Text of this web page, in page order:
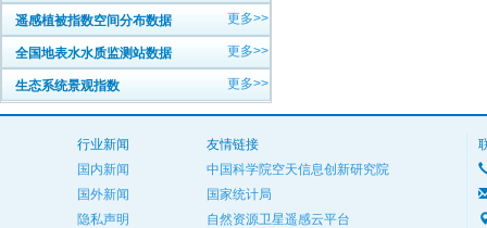
遥感植被指数空间分布数据 更多>>
全国地表水水质监测站数据 更多>>
生态系统景观指数 更多>>
行业新闻
国内新闻
国外新闻
隐私声明
友情链接
中国科学院空天信息创新研究院
国家统计局
自然资源卫星遥感云平台